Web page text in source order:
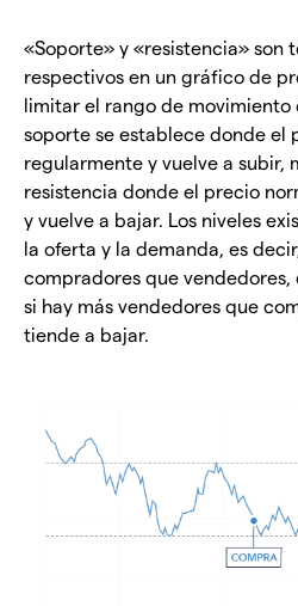
«Soporte» y «resistencia» son
respectivos en un gráfico de
limitar el rango de movimiento
soporte se establece donde el
regularmente y vuelve a subir,
resistencia donde el precio
y vuelve a bajar. Los niveles
la oferta y la demanda, es
compradores que
si hay más vendedores que
tiende a bajar.